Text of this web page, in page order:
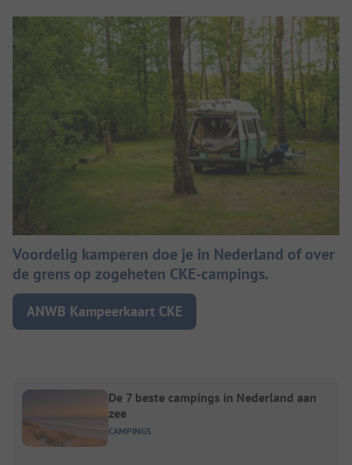
Voordelig kamperen doe je in Nederland of over
de grens op zogeheten CKE-campings.
ANWB Kampeerkaart CKE
CAMPINGS
De 7 beste campings in Nederland aan
zee